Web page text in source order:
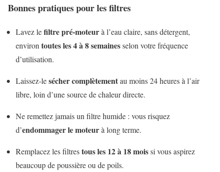
Bonnes pratiques pour les filtres
Lavez lefiltre pré-moteurà l’eau claire, sans détergent,
environ toutes les 4 à 8 semainesselon votre fréquence
d’utilisation.
Laissez-lesécher complètementau moins 24 heures à l’air
libre, loin d’une source de chaleur directe.
Ne remettez jamais un filtre humide : vous risquez
d’endommager le moteurà long terme.
Remplacez les filtrestous les 12 à 18 moissi vous aspirez
beaucoup de poussière ou de poils.